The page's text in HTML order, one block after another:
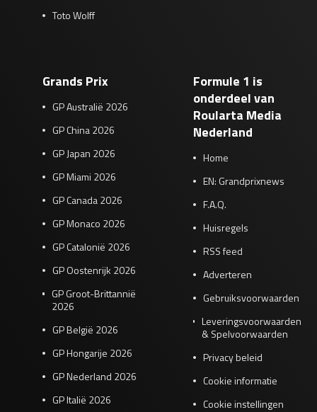
Toto Wolff
Grands Prix
GP Australië 2026
GP China 2026
GP Japan 2026
GP Miami 2026
GP Canada 2026
GP Monaco 2026
GP Catalonië 2026
GP Oostenrijk 2026
GP Groot-Brittannië
2026
GP België 2026
GP Hongarije 2026
GP Nederland 2026
GP Italië 2026
Formule 1 is
onderdeel van
Roularta Media
Nederland
Home
EN: Grandprixnews
F.A.Q.
Huisregels
RSS feed
Adverteren
Gebruiksvoorwaarden
Leveringsvoorwaarden
& Spelvoorwaarden
Privacy beleid
Cookie informatie
Cookie instellingen